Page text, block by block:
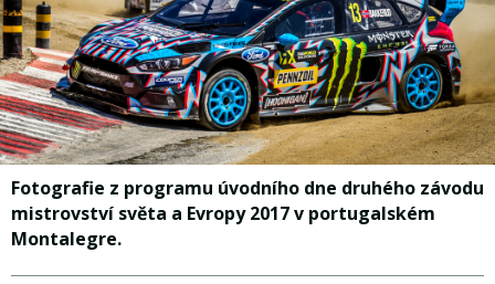
Fotografie z programu úvodního dne druhého závodu
mistrovství světa a Evropy 2017 v portugalském
Montalegre.